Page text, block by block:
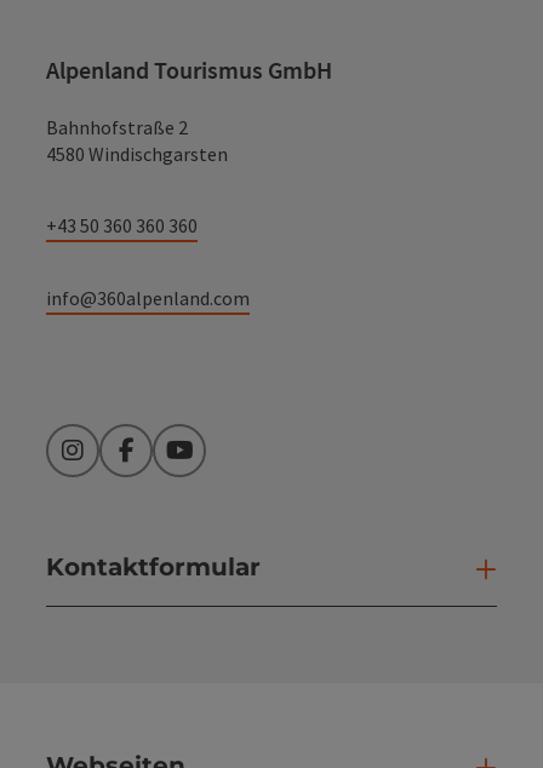
Alpenland Tourismus GmbH
Bahnhofstraße 2
4580 Windischgarsten
+43 50 360 360 360
info@360alpenland.com
InstagramFacebookYouTube
Kontaktformular